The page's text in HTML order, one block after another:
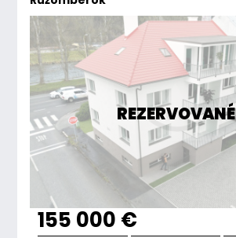
REZERVOVANÉ
155 000 €